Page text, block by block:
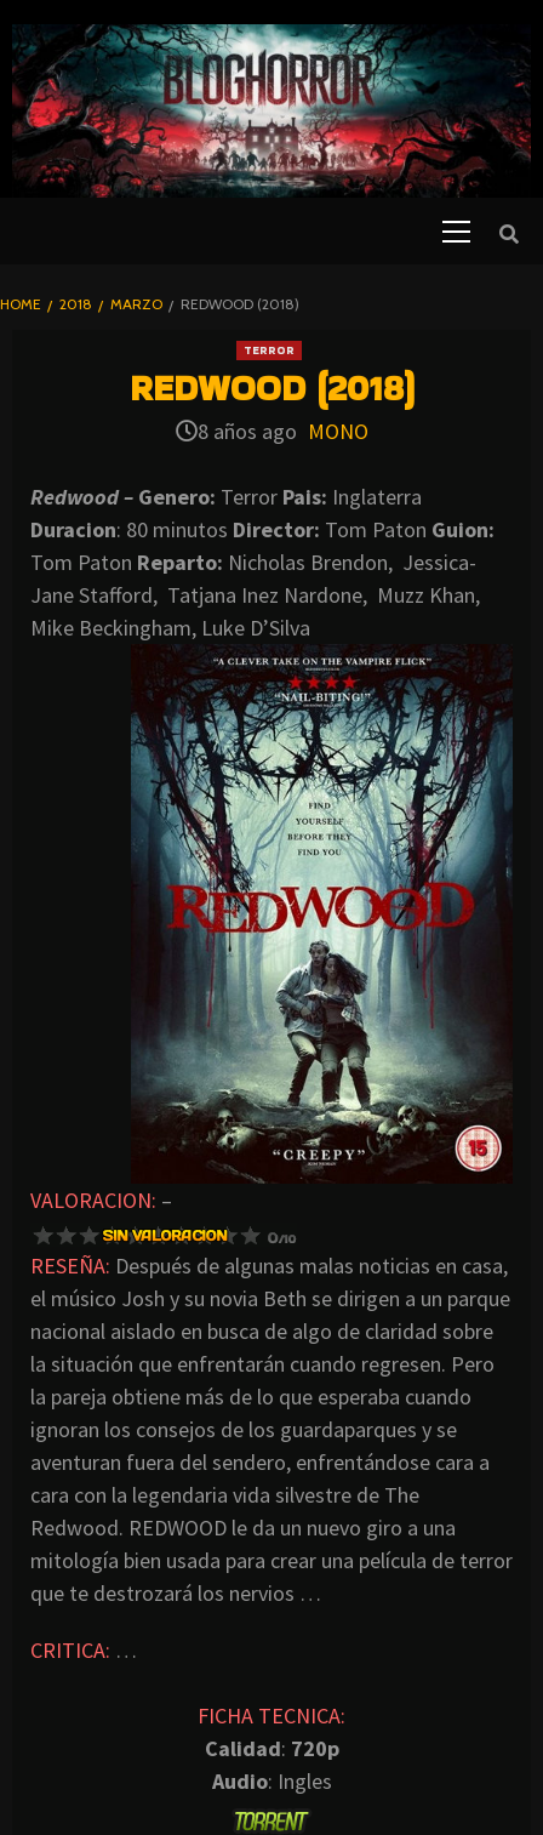
TO
CONTENT
BLOGHORROR
HOME 2018 MARZO REDWOOD (2018)
TERROR
REDWOOD (2018)
8 años ago MONO
Redwood – Genero: Terror Pais: Inglaterra
Duracion: 80 minutos Director: Tom Paton Guion:
Tom Paton Reparto: Nicholas Brendon, Jessica-
Jane Stafford, Tatjana Inez Nardone, Muzz Khan,
Mike Beckingham, Luke D’Silva
VALORACION: –
RESEÑA: Después de algunas malas noticias en casa,
el músico Josh y su novia Beth se dirigen a un parque
nacional aislado en busca de algo de claridad sobre
la situación que enfrentarán cuando regresen. Pero
la pareja obtiene más de lo que esperaba cuando
ignoran los consejos de los guardaparques y se
aventuran fuera del sendero, enfrentándose cara a
cara con la legendaria vida silvestre de The
Redwood. REDWOOD le da un nuevo giro a una
mitología bien usada para crear una película de terror
que te destrozará los nervios …
CRITICA: …
FICHA TECNICA:
Calidad: 720p
Audio: Ingles